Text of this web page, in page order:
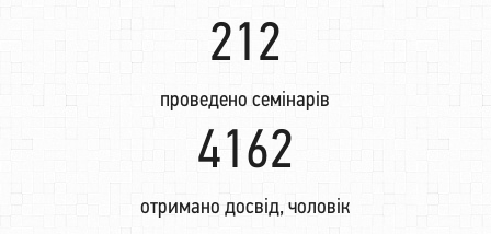
222
проведено семінарів
4359
отримано досвід, чоловік